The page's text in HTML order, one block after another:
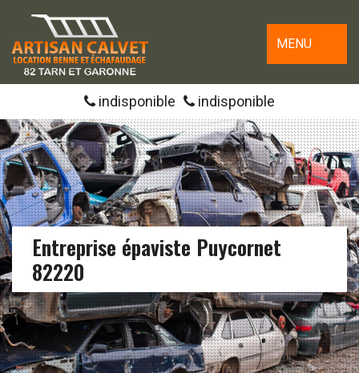
MENU
indisponible indisponible
Entreprise épaviste Puycornet
82220